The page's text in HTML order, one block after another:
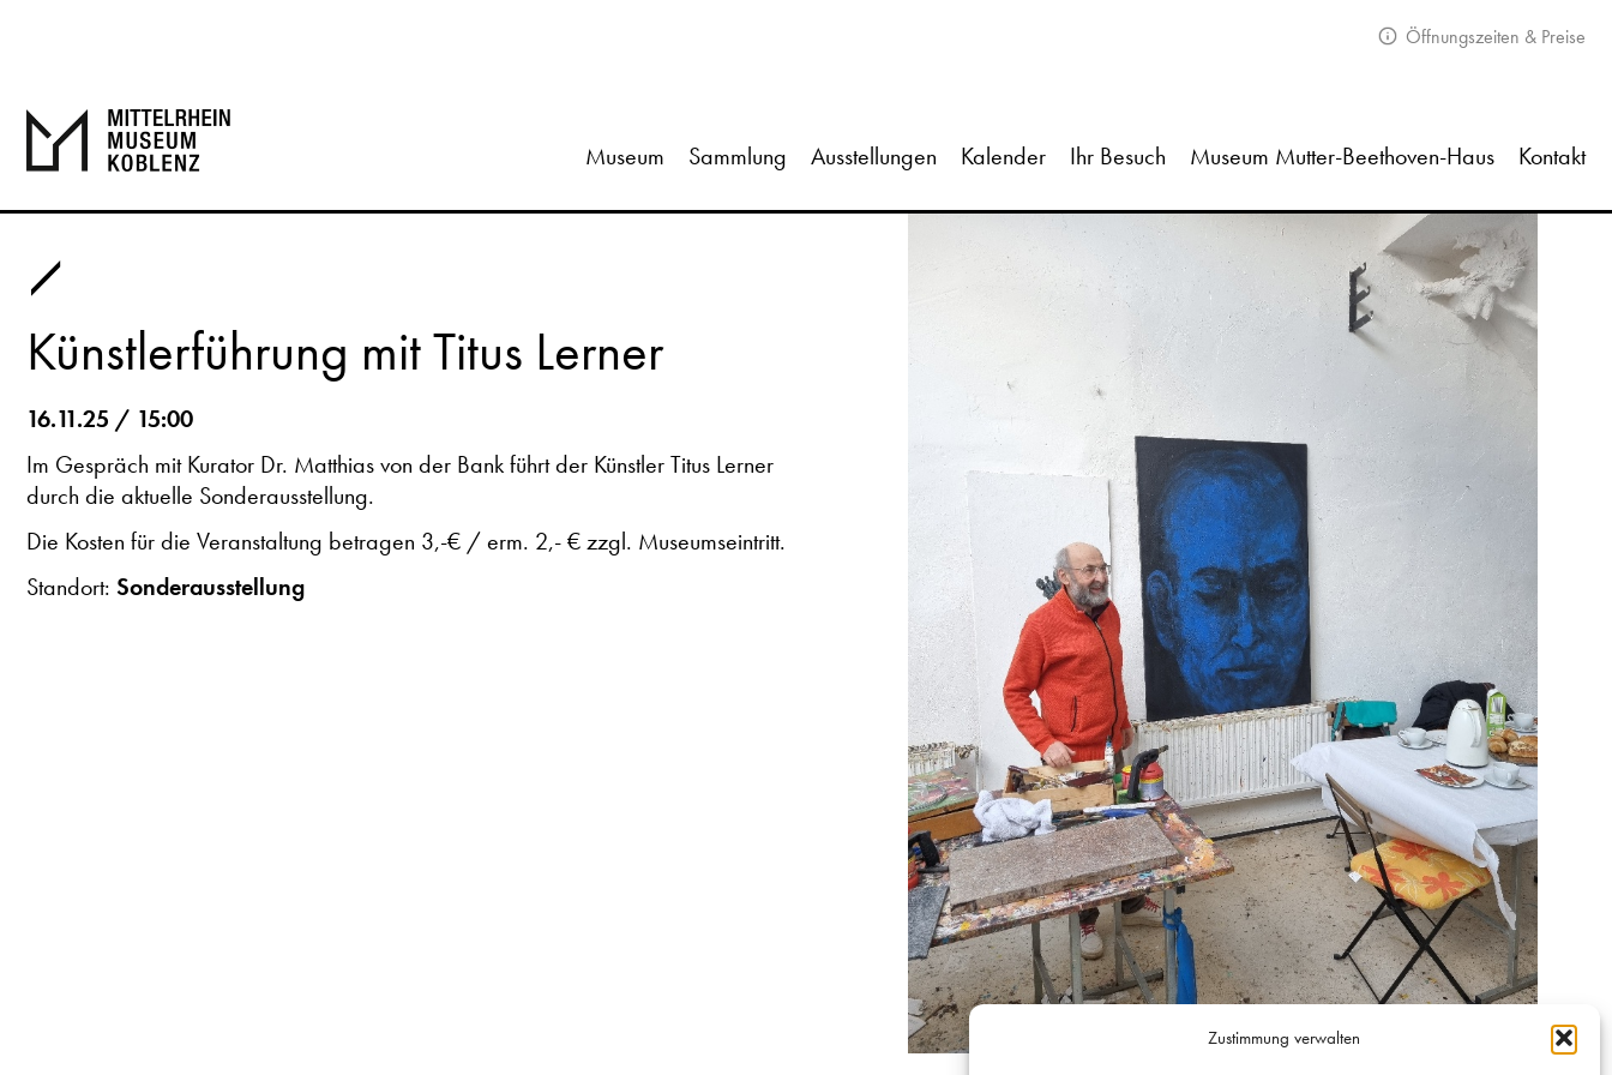
Zustimmung verwalten
Öffnungszeiten & Preise
Museum Sammlung Ausstellungen Kalender Ihr Besuch Museum Mutter-Beethoven-Haus Kontakt
Künstlerführung mit Titus Lerner
16.11.25 / 15:00
Im Gespräch mit Kurator Dr. Matthias von der Bank führt der Künstler Titus Lerner
durch die aktuelle Sonderausstellung.
Die Kosten für die Veranstaltung betragen 3,-€ / erm. 2,- € zzgl. Museumseintritt.
Standort: Sonderausstellung